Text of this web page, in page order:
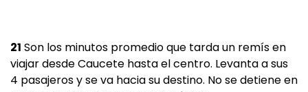
21 Son los minutos promedio que tarda un remís en
viajar desde Caucete hasta el centro. Levanta a sus
4 pasajeros y se va hacia su destino. No se detiene en